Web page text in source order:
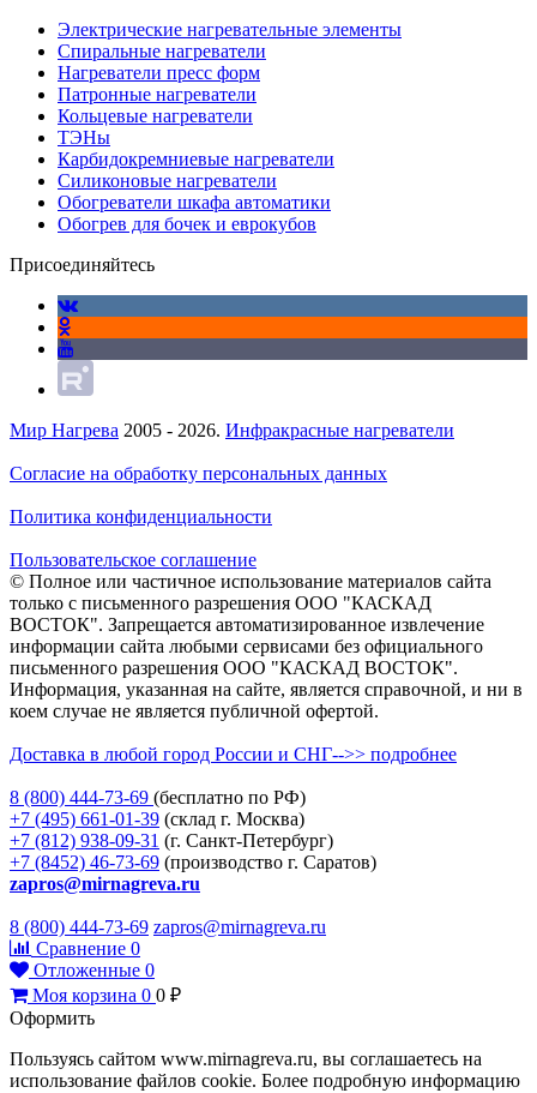
Электрические нагревательные элементы
Спиральные нагреватели
Нагреватели пресс форм
Патронные нагреватели
Кольцевые нагреватели
ТЭНы
Карбидокремниевые нагреватели
Силиконовые нагреватели
Обогреватели шкафа автоматики
Обогрев для бочек и еврокубов
Присоединяйтесь
Мир Нагрева 2005 - 2026. Инфракрасные нагреватели
Согласие на обработку персональных данных
Политика конфиденциальности
Пользовательское соглашение
© Полное или частичное использование материалов сайта
только с письменного разрешения ООО "КАСКАД
ВОСТОК". Запрещается автоматизированное извлечение
информации сайта любыми сервисами без официального
письменного разрешения ООО "КАСКАД ВОСТОК".
Информация, указанная на сайте, является справочной, и ни в
коем случае не является публичной офертой.
Доставка в любой город России и СНГ-->> подробнее
8 (800) 444-73-69 (бесплатно по РФ)
+7 (495) 661-01-39 (склад г. Москва)
+7 (812) 938-09-31 (г. Санкт-Петербург)
+7 (8452) 46-73-69 (производство г. Саратов)
zapros@mirnagreva.ru
8 (800) 444-73-69 zapros@mirnagreva.ru
Сравнение 0
Отложенные 0
Моя корзина 0 0 ₽
Оформить
Пользуясь сайтом www.mirnagreva.ru, вы соглашаетесь на
использование файлов cookie. Более подробную информацию